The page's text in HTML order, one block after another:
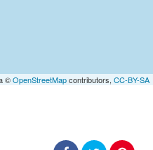
©OpenStreetMapcontributors, CC-BY-SA